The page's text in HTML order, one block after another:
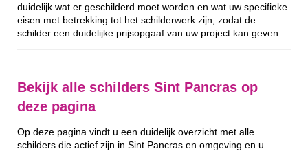
duidelijk wat er geschilderd moet worden en wat uw specifieke
eisen met betrekking tot het schilderwerk zijn, zodat de
schilder een duidelijke prijsopgaaf van uw project kan geven.
Bekijk alle schilders Sint Pancras op
deze pagina
Op deze pagina vindt u een duidelijk overzicht met alle
schilders die actief zijn in Sint Pancras en omgeving en u